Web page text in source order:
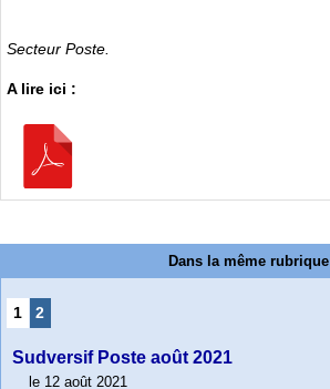
Secteur Poste.
A lire ici :
Dans la même rubrique
1 2
Sudversif Poste août 2021
le 12 août 2021